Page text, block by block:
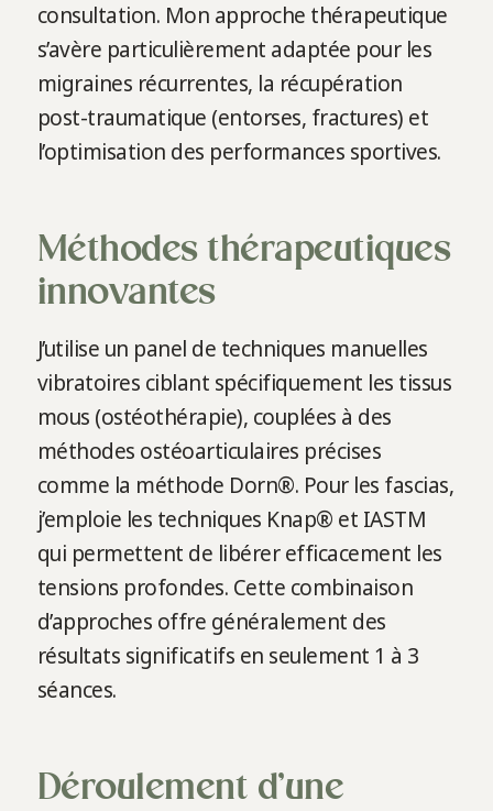
consultation. Mon approche thérapeutique
s’avère particulièrement adaptée pour les
migraines récurrentes, la récupération
post-traumatique (entorses, fractures) et
l’optimisation des performances sportives.
Méthodes thérapeutiques
innovantes
J’utilise un panel de techniques manuelles
vibratoires ciblant spécifiquement les tissus
mous (ostéothérapie), couplées à des
méthodes ostéoarticulaires précises
comme la méthode Dorn®. Pour les fascias,
j’emploie les techniques Knap® et IASTM
qui permettent de libérer efficacement les
tensions profondes. Cette combinaison
d’approches offre généralement des
résultats significatifs en seulement 1 à 3
séances.
Déroulement d’une